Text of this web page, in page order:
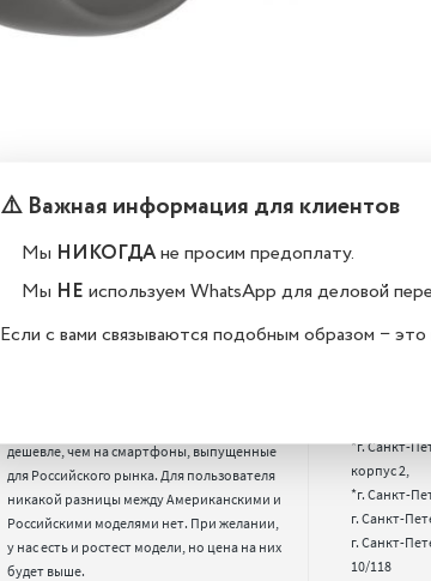
Почему у вас такие низкие
дешевле, чем на смартфоны, выпущенные
для Российского рынка. Для пользователя
никакой разницы между Американскими и
Российскими моделями нет. При желании,
у нас есть и ростест модели, но цена на них
будет выше.
Где
*г. Санкт-
*г. Санкт-
*г. Санкт-
корпус 2,
*г. Санкт-
г. Санкт-
г. Санкт-
10/118
⚠️ Важная информация для клиентов
Мы НИКОГДАне просим предоплату.
Мы НЕ используем WhatsApp для деловой
Если с вами связываются подобным образом −